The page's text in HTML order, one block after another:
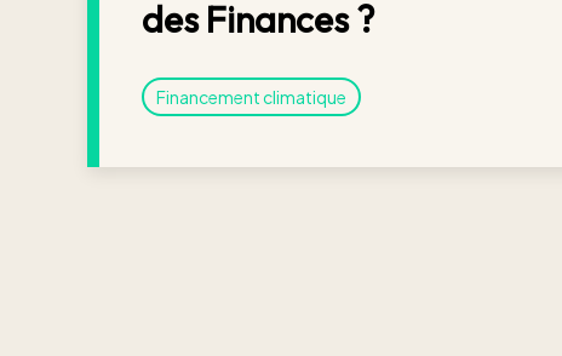
des Finances ?
Financement climatique